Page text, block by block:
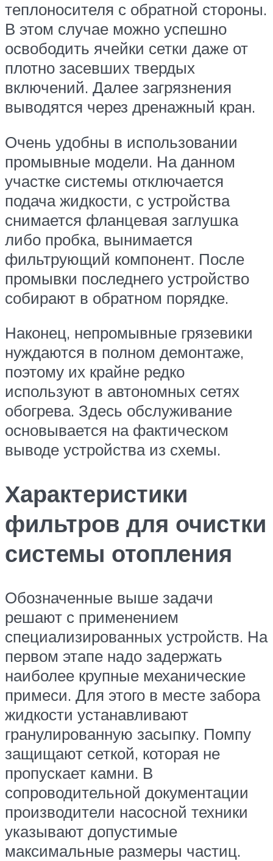
теплоносителя с обратной стороны.
В этом случае можно успешно
освободить ячейки сетки даже от
плотно засевших твердых
включений. Далее загрязнения
выводятся через дренажный кран.
Очень удобны в использовании
промывные модели. На данном
участке системы отключается
подача жидкости, с устройства
снимается фланцевая заглушка
либо пробка, вынимается
фильтрующий компонент. После
промывки последнего устройство
собирают в обратном порядке.
Наконец, непромывные грязевики
нуждаются в полном демонтаже,
поэтому их крайне редко
используют в автономных сетях
обогрева. Здесь обслуживание
основывается на фактическом
выводе устройства из схемы.
Характеристики
фильтров для очистки
системы отопления
Обозначенные выше задачи
решают с применением
специализированных устройств. На
первом этапе надо задержать
наиболее крупные механические
примеси. Для этого в месте забора
жидкости устанавливают
гранулированную засыпку. Помпу
защищают сеткой, которая не
пропускает камни. В
сопроводительной документации
производители насосной техники
указывают допустимые
максимальные размеры частиц.